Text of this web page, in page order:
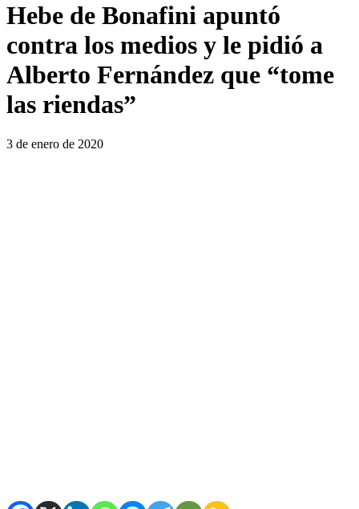
Hebe de Bonafini apuntó
contra los medios y le pidió a
Alberto Fernández que “tome
las riendas”
3 de enero de 2020